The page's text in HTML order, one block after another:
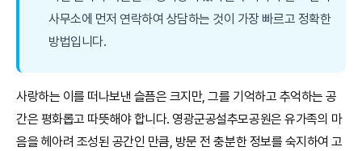
사무소에 먼저 연락하여 상담하는 것이 가장 빠르고 정확한
방법입니다.
사랑하는 이를 떠나보낸 슬픔은 크지만, 그를 기억하고 추억하는 공
간은 평화롭고 따뜻해야 합니다. 영광군공설추모공원은 유가족의 마
음을 헤아려 조성된 공간인 만큼, 방문 전 충분한 정보를 숙지하여 고